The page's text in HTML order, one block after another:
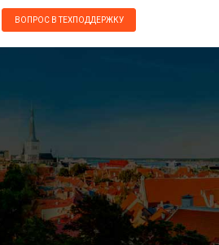
ВОПРОС В ТЕХПОДДЕРЖКУ